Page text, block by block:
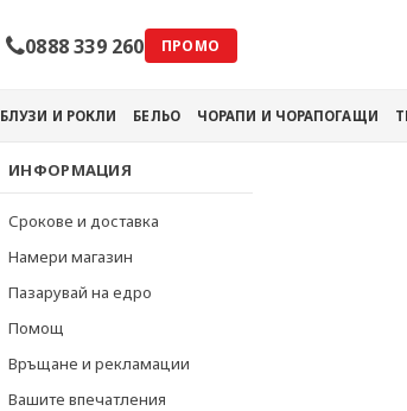
0888 339 260 ПРОМО
БЛУЗИ И РОКЛИ БЕЛЬО ЧОРАПИ И ЧОРАПОГАЩИ
ИНФОРМАЦИЯ
Срокове и доставка
Намери магазин
Пазарувай на едро
Помощ
Връщане и рекламации
Вашите впечатления